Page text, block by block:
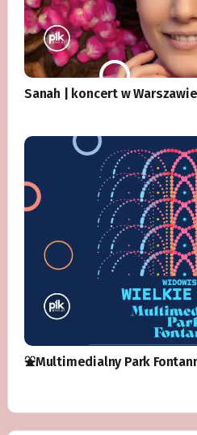
Sanah | koncert w
⛲️Multimedialny Park